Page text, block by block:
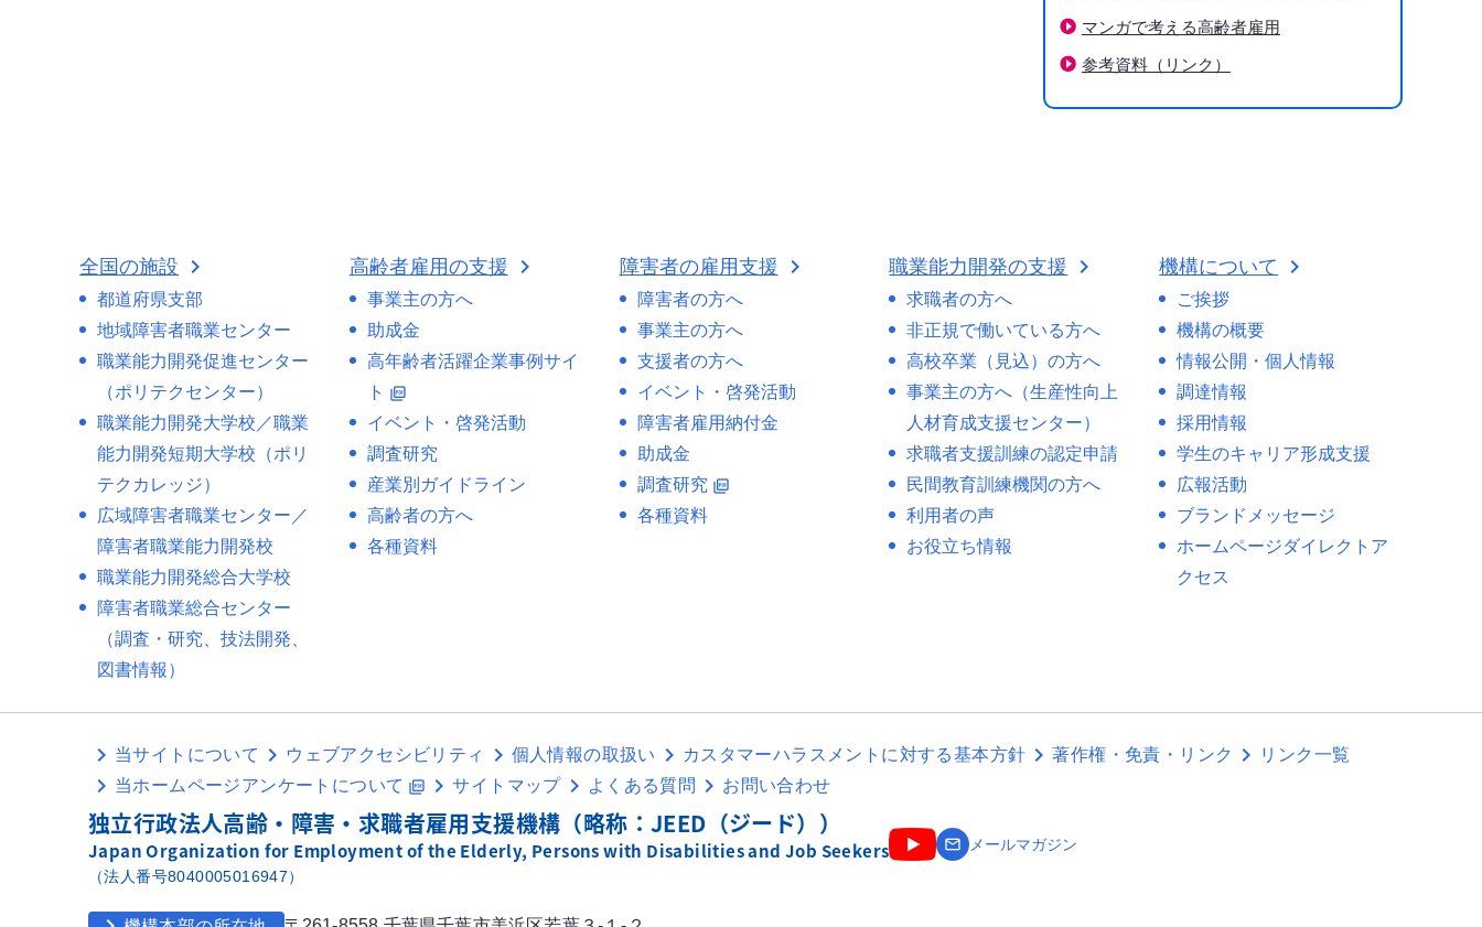
マンガで考える高齢者雇用
参考資料（リンク）
全国の施設
都道府県支部
地域障害者職業センター
職業能力開発促進センター
（ポリテクセンター）
職業能力開発大学校／職業
能力開発短期大学校（ポリ
テクカレッジ）
広域障害者職業センター／
障害者職業能力開発校
職業能力開発総合大学校
障害者職業総合センター
（調査・研究、技法開発、
図書情報）
高齢者雇用の支援
事業主の方へ
助成金
高年齢者活躍企業事例サイ
ト picture_as_pdf
イベント・啓発活動
調査研究
産業別ガイドライン
高齢者の方へ
各種資料
障害者の雇用支援
障害者の方へ
事業主の方へ
支援者の方へ
イベント・啓発活動
障害者雇用納付金
助成金
調査研究 picture_as_pdf
各種資料
職業能力開発の支援
求職者の方へ
非正規で働いている方へ
高校卒業（見込）の方へ
事業主の方へ（生産性向上
人材育成支援センター）
求職者支援訓練の認定申請
民間教育訓練機関の方へ
利用者の声
お役立ち情報
機構について
ご挨拶
機構の概要
情報公開・個人情報
調達情報
採用情報
学生のキャリア形成支援
広報活動
ブランドメッセージ
ホームページダイレクトア
クセス
当サイトについて ウェブアクセシビリティ 個人情報の取扱い カスタマーハラスメントに対する基本方針 著作権・免責・リンク
リンク一覧
当ホームページアンケートについて picture_as_pdf サイトマップ よくある質問 お問い合わせ
独立行政法人高齢・障害・求職者雇用支援機構（略称：JEED（ジード））
Japan Organization for Employment of the Elderly, Persons with Disabilities and Job Seekers
（法人番号8040005016947）
email メールマガジン